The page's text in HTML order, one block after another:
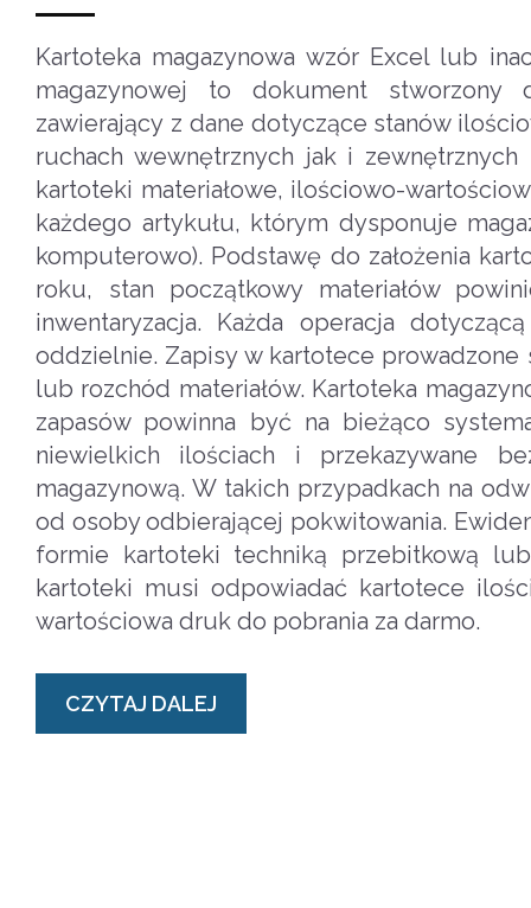
Kartoteka magazynowa wzór Excel lub
magazynowej to dokument stworzony
zawierający z dane dotyczące stanów
ruchach wewnętrznych jak i
kartoteki materiałowe, ilościowo-
każdego artykułu, którym dysponuje
komputerowo). Podstawę do założenia
roku, stan początkowy materiałów
inwentaryzacja. Każda operacja
oddzielnie. Zapisy w kartotece
lub rozchód materiałów. Kartoteka
zapasów powinna być na bieżąco
niewielkich ilościach i przekazywane
magazynową. W takich przypadkach na
od osoby odbierającej pokwitowania.
formie kartoteki techniką przebitkową
kartoteki musi odpowiadać kartotece
wartościowa druk do pobrania za darmo.
CZYTAJ DALEJ